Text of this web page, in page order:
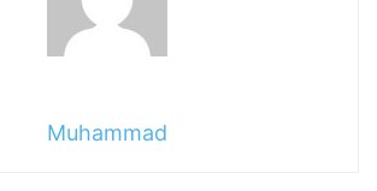
Muhammad